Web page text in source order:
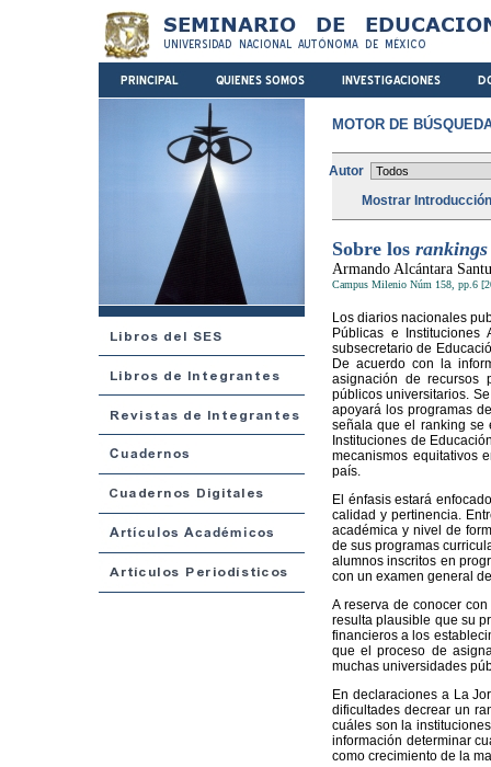
MOTOR DE
Autor
Mostrar
Sobre los rankings
Armando Alcántara
Campus Milenio Núm 158, pp.6
Los diarios nacionales
Públicas e
subsecretario de
De acuerdo con la
asignación de recursos
públicos universitarios.
apoyará los programas
señala que el ranking se
Instituciones de
mecanismos equitativos
país.
El énfasis estará
calidad y pertinencia.
académica y nivel de
de sus programas
alumnos inscritos en
con un examen general
A reserva de conocer
resulta plausible que su
financieros a los
que el proceso de
muchas universidades
En declaraciones a La
dificultades decrear un
cuáles son la
información determinar
como crecimiento de la